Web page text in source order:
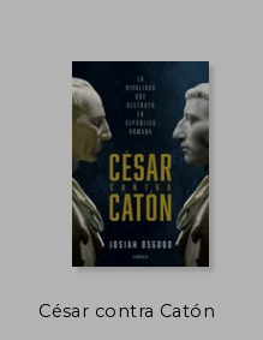
45%
dcto.
César contra Catón